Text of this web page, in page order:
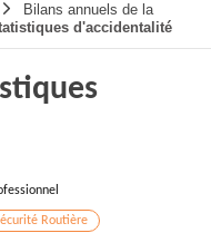
Bilans annuels de la
d'accidentalité
Routière